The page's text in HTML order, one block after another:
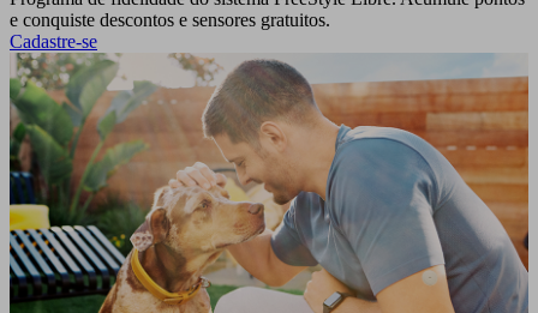
e conquiste descontos e sensores gratuitos.
Cadastre-se